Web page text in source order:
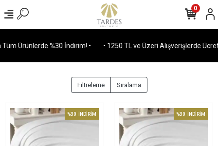
Ürünlerde %30 İndirim! • • 1250 TL ve Üzeri Alışverişlerde
0
Filtreleme Sıralama
%30 İNDİRİM %30 İNDİRİM